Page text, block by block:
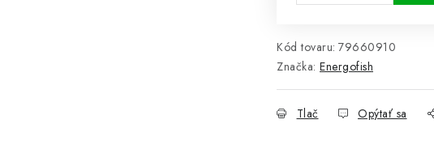
Kód tovaru: 79660910
Značka: Energofish
Tlač Opýtať sa